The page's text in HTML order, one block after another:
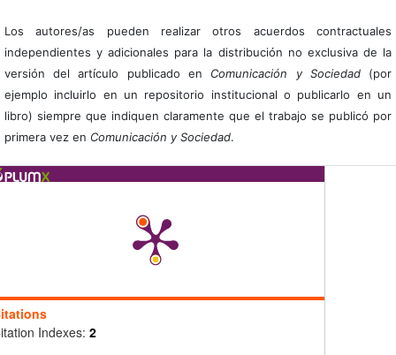
Los autores/as pueden realizar otros acuerdos contractuales
independientes y adicionales para la distribución no exclusiva de la
versión del artículo publicado en Comunicación y Sociedad(por
ejemplo incluirlo en un repositorio institucional o publicarlo en un
libro) siempre que indiquen claramente que el trabajo se publicó por
primera vez en Comunicación y Sociedad.
Indexes: 2